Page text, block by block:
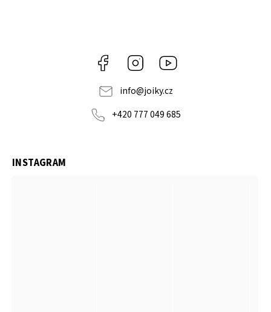
Facebook Instagram
info@joiky.cz
+420 777 049 685
INSTAGRAM